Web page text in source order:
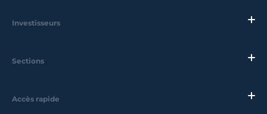
Investisseurs
Sections
Accès rapide